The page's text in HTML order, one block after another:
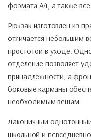
формата А4, а также
Рюкзак изготовлен из
отличается небольшим
простотой в уходе.
отделение позволяет
принадлежности, а
боковые карманы
необходимым вещам.
Лаконичный
школьной и